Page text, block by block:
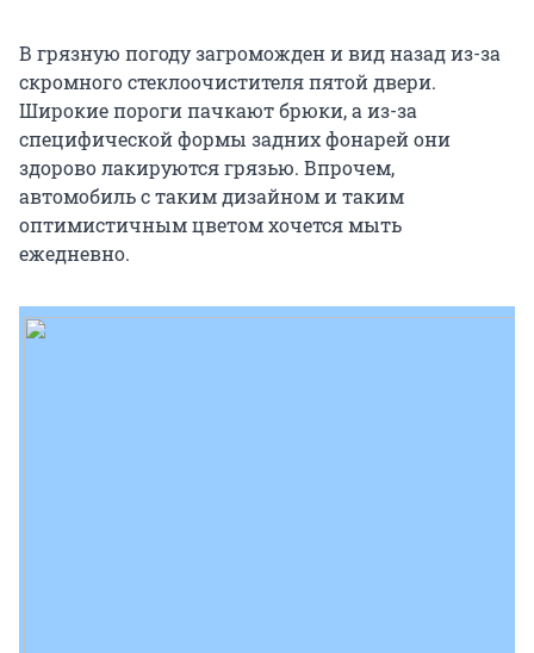
В грязную погоду загроможден и вид назад из-за
скромного стеклоочистителя пятой двери.
Широкие пороги пачкают брюки, а из-за
специфической формы задних фонарей они
здорово лакируются грязью. Впрочем,
автомобиль с таким дизайном и таким
оптимистичным цветом хочется мыть
ежедневно.